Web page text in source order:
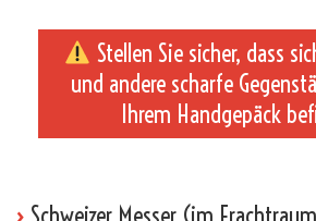
Stellen Sie sicher, dass
und andere scharfe
Ihrem Handgepäck